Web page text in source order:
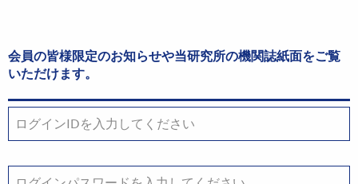
会員の皆様限定のお知らせや当研究所の機関誌紙面をご覧
いただけます。